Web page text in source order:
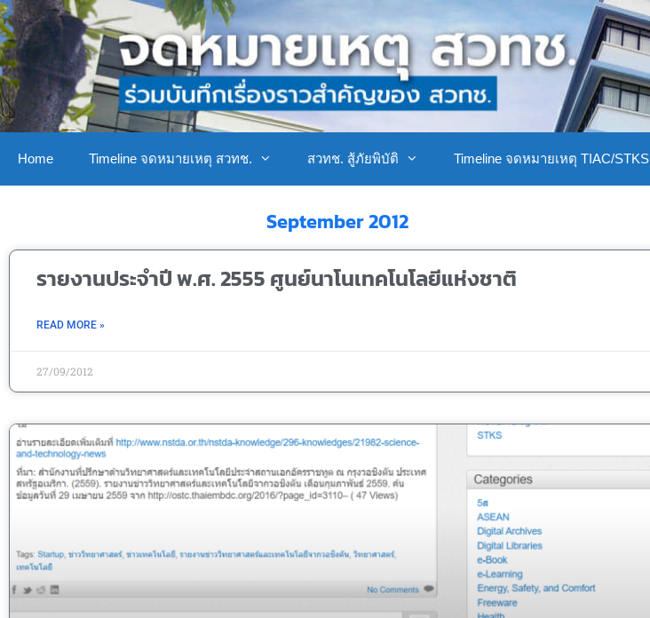
Home Timeline จดหมายเหตุ สวทช. สวทช. สู้ภัยพิบัติ Timeline จดหมายเหตุ TIAC/STKS
September 2012
รายงานประจำปี พ.ศ. 2555 ศูนย์นาโนเทคโนโลยีแห่งชาติ
READ MORE »
27/09/2012